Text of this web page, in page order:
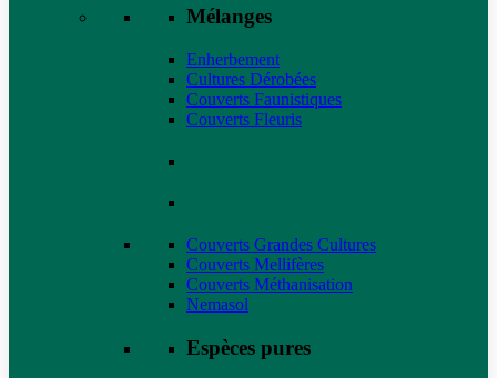
Mélanges
Enherbement
Cultures Dérobées
Couverts Faunistiques
Couverts Fleuris
Couverts Grandes Cultures
Couverts Mellifères
Couverts Méthanisation
Nemasol
Espèces pures